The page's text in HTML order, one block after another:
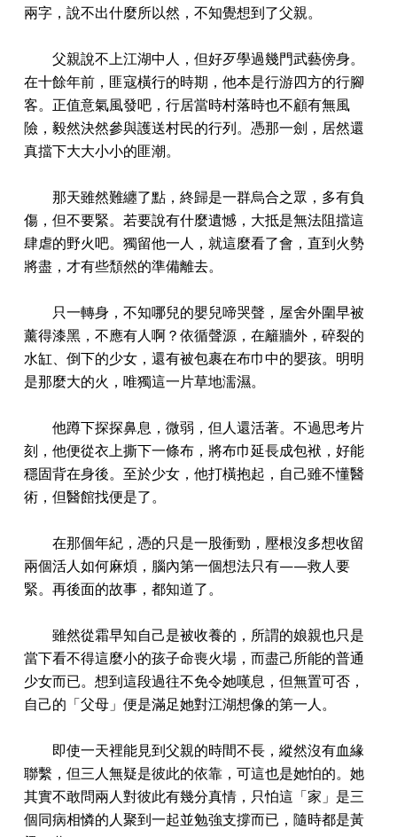
兩字，說不出什麼所以然，不知覺想到了父親。
父親說不上江湖中人，但好歹學過幾門武藝傍身。
在十餘年前，匪寇橫行的時期，他本是行游四方的行腳
客。正值意氣風發吧，行居當時村落時也不顧有無風
險，毅然決然參與護送村民的行列。憑那一劍，居然還
真擋下大大小小的匪潮。
那天雖然難纏了點，終歸是一群烏合之眾，多有負
傷，但不要緊。若要說有什麼遺憾，大抵是無法阻擋這
肆虐的野火吧。獨留他一人，就這麼看了會，直到火勢
將盡，才有些頹然的準備離去。
只一轉身，不知哪兒的嬰兒啼哭聲，屋舍外圍早被
薰得漆黑，不應有人啊？依循聲源，在籬牆外，碎裂的
水缸、倒下的少女，還有被包裹在布巾中的嬰孩。明明
是那麼大的火，唯獨這一片草地濡濕。
他蹲下探探鼻息，微弱，但人還活著。不過思考片
刻，他便從衣上撕下一條布，將布巾延長成包袱，好能
穩固背在身後。至於少女，他打橫抱起，自己雖不懂醫
術，但醫館找便是了。
在那個年紀，憑的只是一股衝勁，壓根沒多想收留
兩個活人如何麻煩，腦內第一個想法只有——救人要
緊。再後面的故事，都知道了。
雖然從霜早知自己是被收養的，所謂的娘親也只是
當下看不得這麼小的孩子命喪火場，而盡己所能的普通
少女而已。想到這段過往不免令她嘆息，但無置可否，
自己的「父母」便是滿足她對江湖想像的第一人。
即使一天裡能見到父親的時間不長，縱然沒有血緣
聯繫，但三人無疑是彼此的依靠，可這也是她怕的。她
其實不敢問兩人對彼此有幾分真情，只怕這「家」是三
個同病相憐的人聚到一起並勉強支撐而已，隨時都是黃